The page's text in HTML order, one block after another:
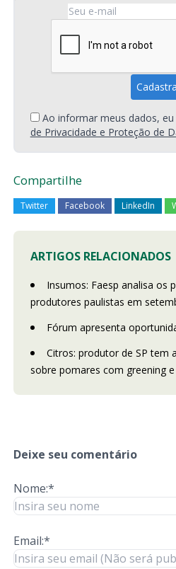
Ao informar meus dados,
de Privacidade e Proteção de
Compartilhe
Twitter Facebook LinkedIn
ARTIGOS RELACIONADOS
Insumos: Faesp analisa os
produtores paulistas em
Fórum apresenta
Citros: produtor de SP tem
sobre pomares com greening
Deixe seu comentário
Nome:*
Email:*